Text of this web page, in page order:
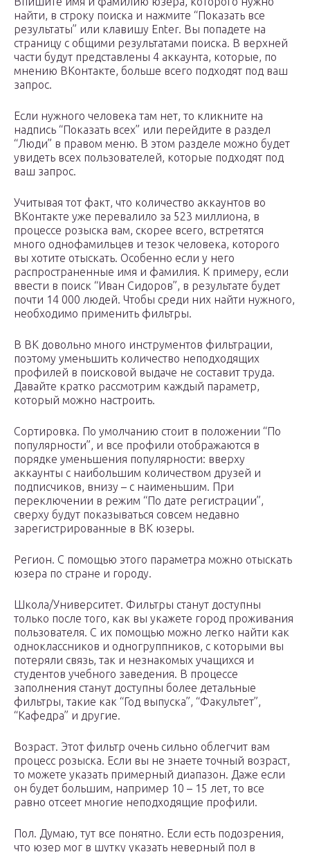
найти, в строку поиска и нажмите “Показать все
результаты” или клавишу Enter. Вы попадете на
страницу с общими результатами поиска. В верхней
части будут представлены 4 аккаунта, которые, по
мнению ВКонтакте, больше всего подходят под ваш
запрос.
Если нужного человека там нет, то кликните на
надпись “Показать всех” или перейдите в раздел
“Люди” в правом меню. В этом разделе можно будет
увидеть всех пользователей, которые подходят под
ваш запрос.
Учитывая тот факт, что количество аккаунтов во
ВКонтакте уже перевалило за 523 миллиона, в
процессе розыска вам, скорее всего, встретятся
много однофамильцев и тезок человека, которого
вы хотите отыскать. Особенно если у него
распространенные имя и фамилия. К примеру, если
ввести в поиск “Иван Сидоров”, в результате будет
почти 14 000 людей. Чтобы среди них найти нужного,
необходимо применить фильтры.
В ВК довольно много инструментов фильтрации,
поэтому уменьшить количество неподходящих
профилей в поисковой выдаче не составит труда.
Давайте кратко рассмотрим каждый параметр,
который можно настроить.
Сортировка. По умолчанию стоит в положении “По
популярности”, и все профили отображаются в
порядке уменьшения популярности: вверху
аккаунты с наибольшим количеством друзей и
подписчиков, внизу – с наименьшим. При
переключении в режим “По дате регистрации”,
сверху будут показываться совсем недавно
зарегистрированные в ВК юзеры.
Регион. С помощью этого параметра можно отыскать
юзера по стране и городу.
Школа/Университет. Фильтры станут доступны
только после того, как вы укажете город проживания
пользователя. С их помощью можно легко найти как
одноклассников и одногруппников, с которыми вы
потеряли связь, так и незнакомых учащихся и
студентов учебного заведения. В процессе
заполнения станут доступны более детальные
фильтры, такие как “Год выпуска”, “Факультет”,
“Кафедра” и другие.
Возраст. Этот фильтр очень сильно облегчит вам
процесс розыска. Если вы не знаете точный возраст,
то можете указать примерный диапазон. Даже если
он будет большим, например 10 – 15 лет, то все
равно отсеет многие неподходящие профили.
Пол. Думаю, тут все понятно. Если есть подозрения,
что юзер мог в шутку указать неверный пол в